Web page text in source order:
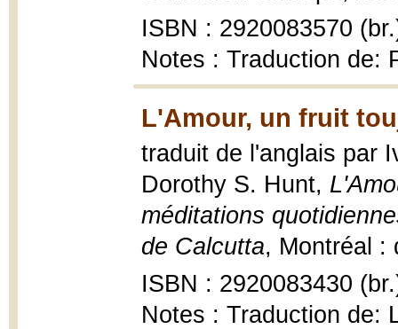
ISBN : 2920083570
Notes : Traduction de:
L'Amour, un fruit
traduit de l'anglais par
Dorothy S. Hunt,
méditations
de Calcutta, Montréal :
ISBN : 2920083430
Notes : Traduction de: